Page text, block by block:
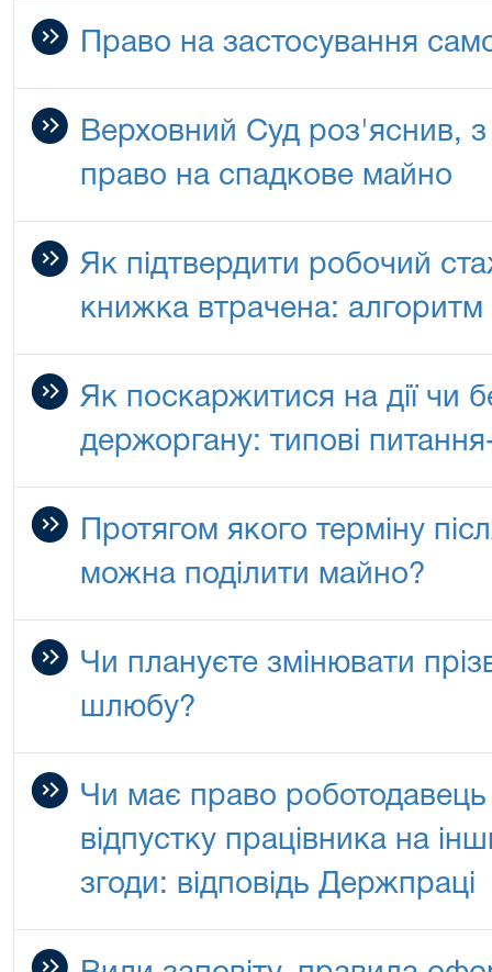
Право на застосування
Верховний Суд роз'яснив,
право на спадкове майно
Як підтвердити робочий
книжка втрачена: алгоритм
Як поскаржитися на дії чи
держоргану: типові питання-
Протягом якого терміну
можна поділити майно?
Чи плануєте змінювати
шлюбу?
Чи має право
відпустку працівника на
згоди: відповідь Держпраці